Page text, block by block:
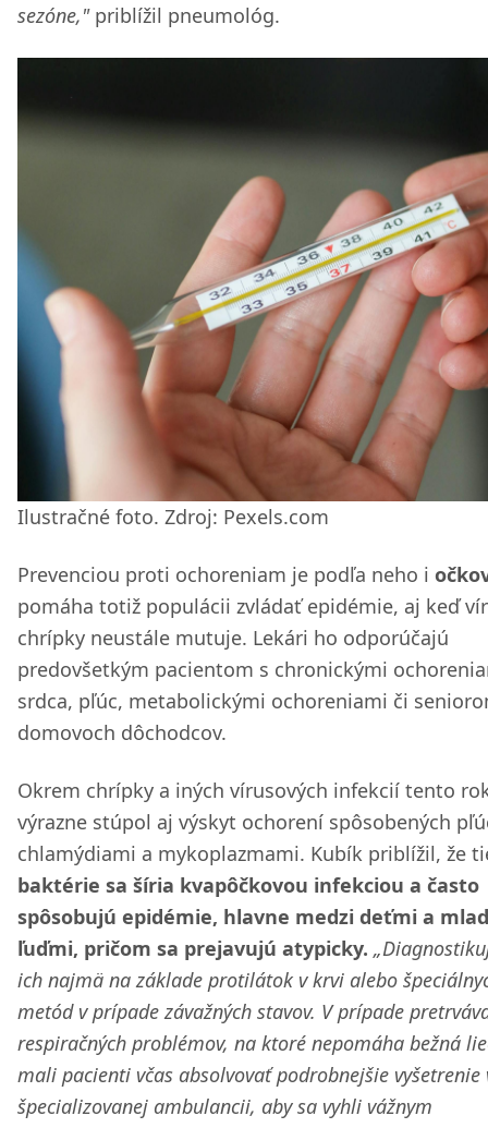
sezóne,"priblížil pneumológ.
Ilustračné foto. Zdroj: Pexels.com
Prevenciou proti ochoreniam je podľa neho i
pomáha totiž populácii zvládať epidémie, aj keď
chrípky neustále mutuje. Lekári ho odporúčajú
predovšetkým pacientom s chronickými
srdca, pľúc, metabolickými ochoreniami či
domovoch dôchodcov.
Okrem chrípky a iných vírusových infekcií tento
výrazne stúpol aj výskyt ochorení spôsobených
chlamýdiami a mykoplazmami. Kubík priblížil, že
baktérie sa šíria kvapôčkovou infekciou a často
spôsobujú epidémie, hlavne medzi deťmi a
ľuďmi, pričom sa prejavujú atypicky.
ich najmä na základe protilátok v krvi alebo
metód v prípade závažných stavov. V prípade
respiračných problémov, na ktoré nepomáha bežná
mali pacienti včas absolvovať podrobnejšie vyšetrenie
špecializovanej ambulancii, aby sa vyhli vážnym